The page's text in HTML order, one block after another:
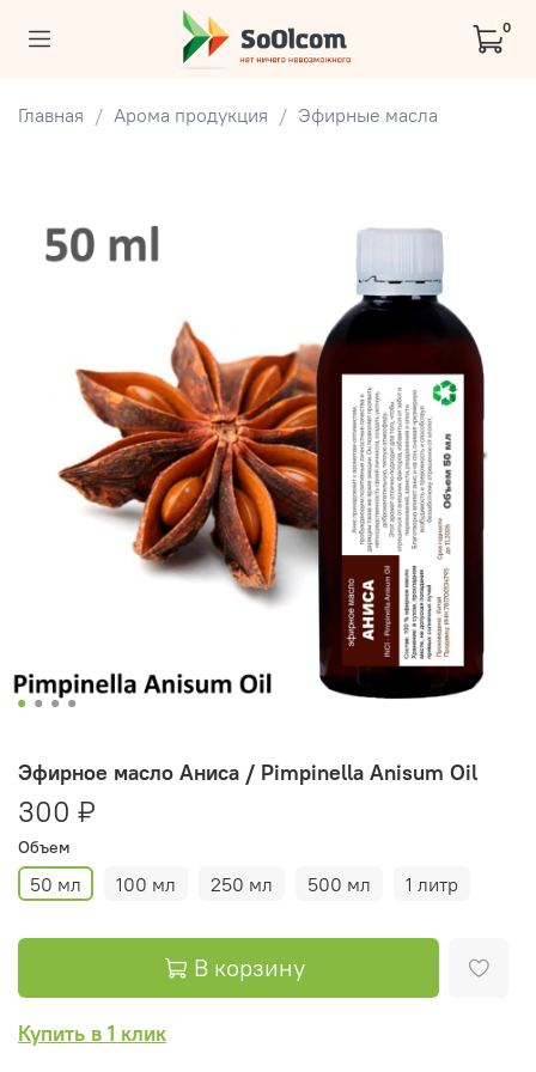
0
Главная Арома продукция Эфирные масла
Эфирное масло Аниса / Pimpinella Anisum Oil
300 ₽
Объем
50 мл 100 мл 250 мл 500 мл 1 литр
В корзину
Купить в 1 клик